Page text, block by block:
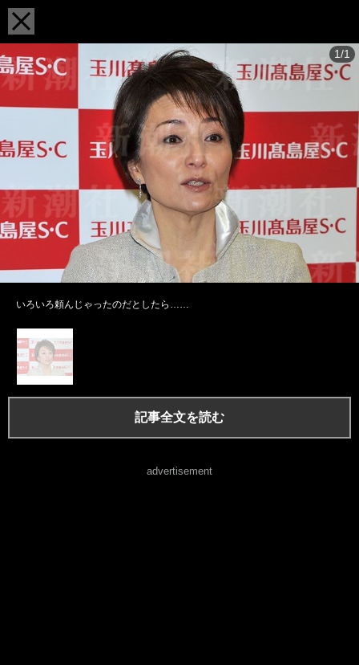
1/1
いろいろ頼んじゃったのだとしたら……
記事全文を読む
advertisement